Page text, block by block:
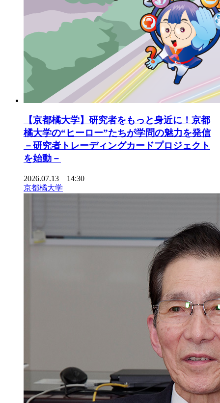
【京都橘大学】研究者をもっと身近に！京都
橘大学の“ヒーロー”たちが学問の魅力を発信
－研究者トレーディングカードプロジェクト
を始動－
2026.07.13 14:30
京都橘大学